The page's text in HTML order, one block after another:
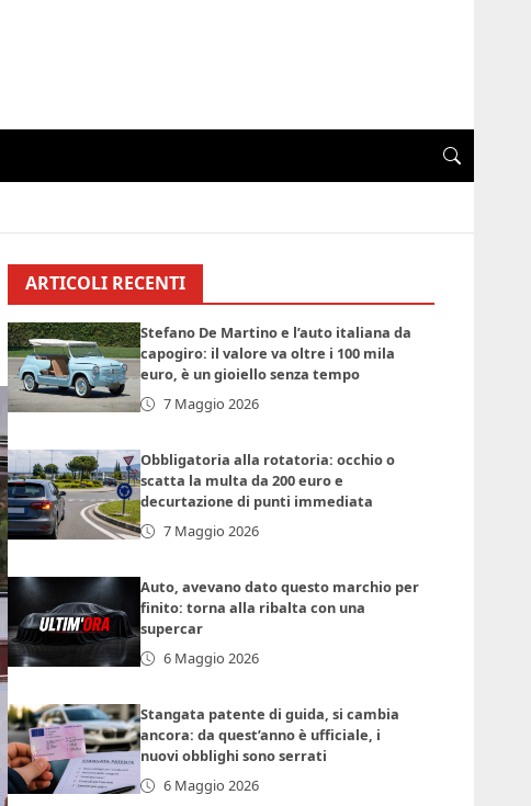
ARTICOLI RECENTI
Stefano De Martino e l’auto italiana da
capogiro: il valore va oltre i 100 mila
euro, è un gioiello senza tempo
7 Maggio 2026
Obbligatoria alla rotatoria: occhio o
scatta la multa da 200 euro e
decurtazione di punti immediata
7 Maggio 2026
Auto, avevano dato questo marchio per
finito: torna alla ribalta con una
supercar
6 Maggio 2026
Stangata patente di guida, si cambia
ancora: da quest’anno è ufficiale, i
nuovi obblighi sono serrati
6 Maggio 2026